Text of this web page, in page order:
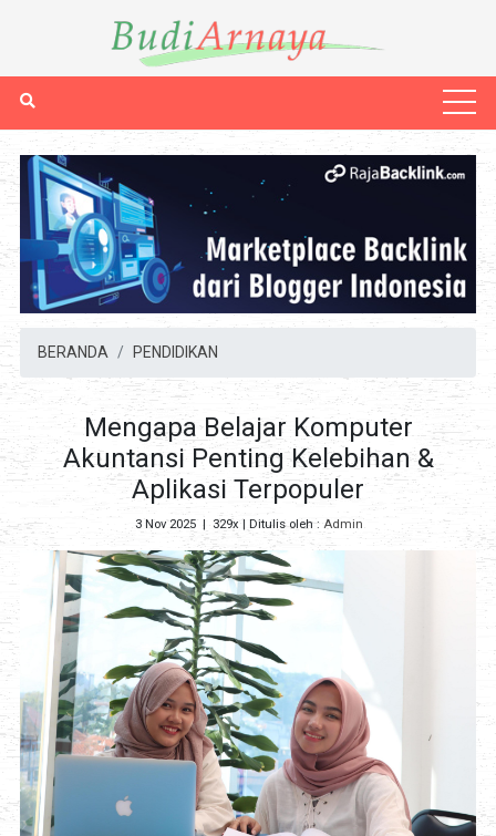
BERANDA PENDIDIKAN
Mengapa Belajar Komputer
Akuntansi Penting Kelebihan &
Aplikasi Terpopuler
3 Nov 2025 329x | Ditulis oleh :Admin